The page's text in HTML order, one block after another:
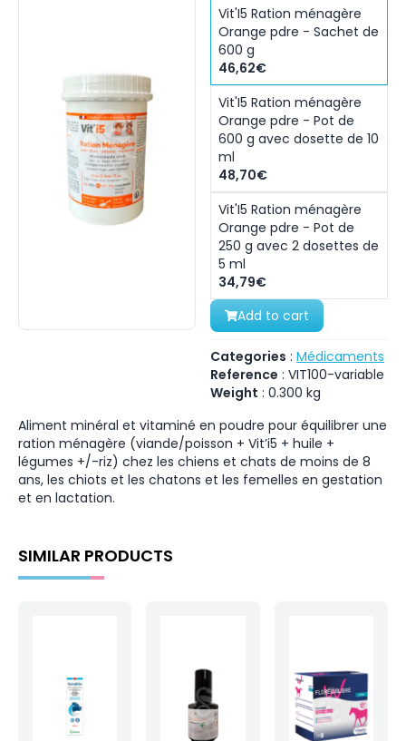
Vit'I5 Ration ménagère
Orange pdre - Sachet de
600 g
46,62€
Vit'I5 Ration ménagère
Orange pdre - Pot de
600 g avec dosette de 10
ml
48,70€
Vit'I5 Ration ménagère
Orange pdre - Pot de
250 g avec 2 dosettes de
5 ml
34,79€
Add to cart
Categories : Médicaments
Reference : VIT100-variable
Weight : 0.300 kg
Aliment minéral et vitaminé en poudre pour équilibrer une
ration ménagère (viande/poisson + Vit’i5 + huile +
légumes +/-riz) chez les chiens et chats de moins de 8
ans, les chiots et les chatons et les femelles en gestation
et en lactation.
SIMILAR PRODUCTS